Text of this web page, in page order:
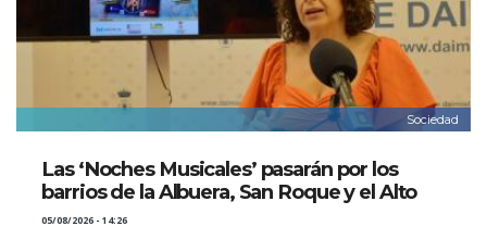
Sociedad
Las ‘Noches Musicales’ pasarán por los
barrios de la Albuera, San Roque y el Alto
05/08/2026 - 14:26